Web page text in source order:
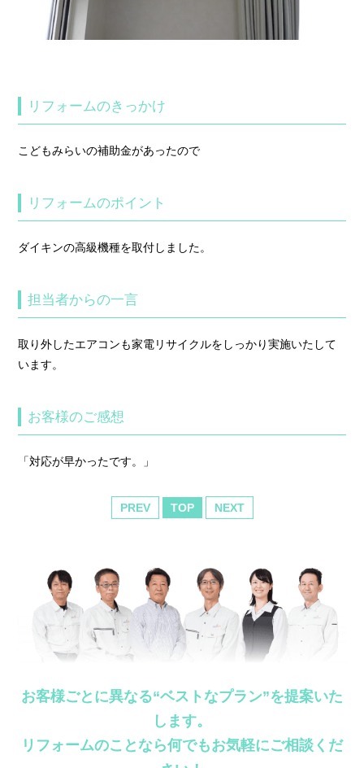
リフォームのきっかけ
こどもみらいの補助金があったので
リフォームのポイント
ダイキンの高級機種を取付しました。
担当者からの一言
取り外したエアコンも家電リサイクルをしっかり実施いたして
います。
お客様のご感想
「対応が早かったです。」
PREV TOP NEXT
お客様ごとに異なる“ベストなプラン”を提案いた
します。
リフォームのことなら何でもお気軽にご相談くだ